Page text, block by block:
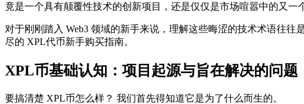
竟是一个具有颠覆性技术的创新项目，还是仅仅是市场喧嚣中的又一
对于刚刚踏入 Web3 领域的新手来说，理解这些晦涩的技术术语往
尽的 XPL代币新手购买指南。
XPL币基础认知：项目起源与旨在解决的问题
要搞清楚 XPL币怎么样？ 我们首先得知道它是为了什么而生的。